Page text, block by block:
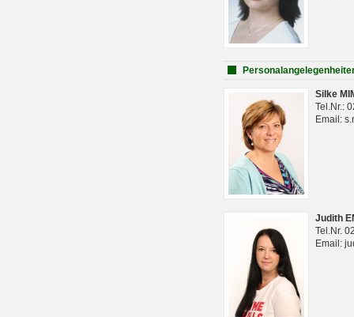
Silke
Tel.Nr.:
Email:
Judith
Tel.Nr.
Email: